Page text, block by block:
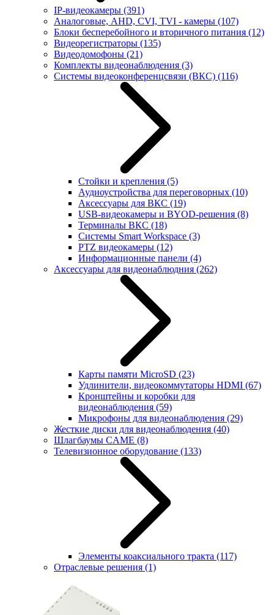
IP-видеокамеры (391)
Аналоговые, AHD, CVI, TVI - камеры (107)
Блоки бесперебойного и вторичного питания (12)
Видеорегистраторы (135)
Видеодомофоны (21)
Комплекты видеонаблюдения (3)
Системы видеоконференцсвязи (ВКС) (116)
Стойки и крепления (5)
Аудиоустройства для переговорных (10)
Аксессуары для ВКС (19)
USB-видеокамеры и BYOD-решения (8)
Терминалы ВКС (18)
Системы Smart Workspace (3)
PTZ видеокамеры (12)
Информационные панели (4)
Аксессуары для видеонаблюдния (262)
Карты памяти MicroSD (23)
Удлинители, видеокоммутаторы HDMI (67)
Кронштейны и коробки для
видеонаблюдения (59)
Микрофоны для видеонаблюдения (29)
Жесткие диски для видеонаблюдения (40)
Шлагбаумы CAME (8)
Телевизионное оборудование (133)
Элементы коаксиального тракта (117)
Отраслевые решения (1)